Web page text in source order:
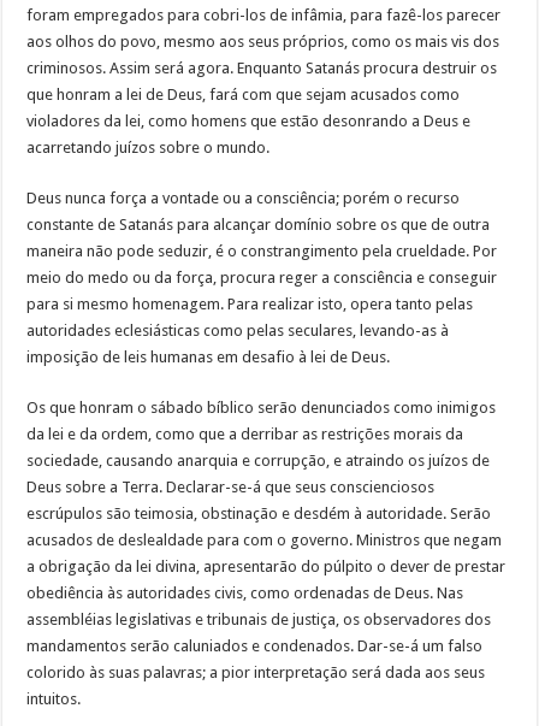
foram empregados para cobri-los de infâmia, para fazê-los parecer
aos olhos do povo, mesmo aos seus próprios, como os mais vis dos
criminosos. Assim será agora. Enquanto Satanás procura destruir os
que honram a lei de Deus, fará com que sejam acusados como
violadores da lei, como homens que estão desonrando a Deus e
acarretando juízos sobre o mundo.
Deus nunca força a vontade ou a consciência; porém o recurso
constante de Satanás para alcançar domínio sobre os que de outra
maneira não pode seduzir, é o constrangimento pela crueldade. Por
meio do medo ou da força, procura reger a consciência e conseguir
para si mesmo homenagem. Para realizar isto, opera tanto pelas
autoridades eclesiásticas como pelas seculares, levando-as à
imposição de leis humanas em desafio à lei de Deus.
Os que honram o sábado bíblico serão denunciados como inimigos
da lei e da ordem, como que a derribar as restrições morais da
sociedade, causando anarquia e corrupção, e atraindo os juízos de
Deus sobre a Terra. Declarar-se-á que seus conscienciosos
escrúpulos são teimosia, obstinação e desdém à autoridade. Serão
acusados de deslealdade para com o governo. Ministros que negam
a obrigação da lei divina, apresentarão do púlpito o dever de prestar
obediência às autoridades civis, como ordenadas de Deus. Nas
assembléias legislativas e tribunais de justiça, os observadores dos
mandamentos serão caluniados e condenados. Dar-se-á um falso
colorido às suas palavras; a pior interpretação será dada aos seus
intuitos.